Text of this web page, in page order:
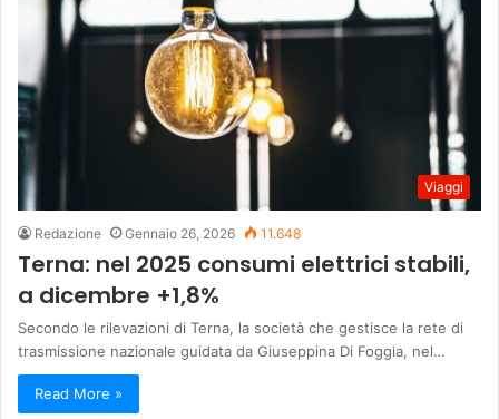
Viaggi
Redazione Gennaio 26, 2026 11.648
Terna: nel 2025 consumi elettrici stabili,
a dicembre +1,8%
Secondo le rilevazioni di Terna, la società che gestisce la rete di
trasmissione nazionale guidata da Giuseppina Di Foggia, nel…
Read More »